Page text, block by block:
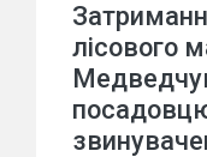
лісового